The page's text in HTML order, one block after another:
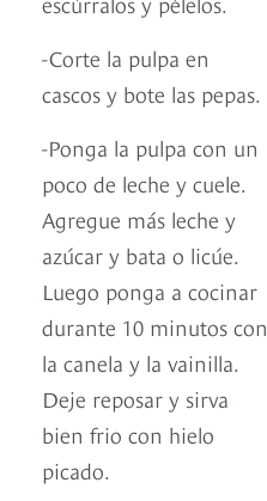
-Corte la pulpa en
cascos y bote las pepas.
-Ponga la pulpa con un
poco de leche y cuele.
Agregue más leche y
azúcar y bata o licúe.
Luego ponga a cocinar
durante 10 minutos con
la canela y la vainilla.
Deje reposar y sirva
bien frio con hielo
picado.